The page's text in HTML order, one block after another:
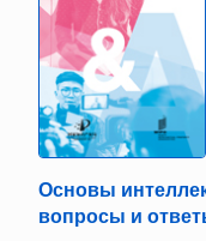
Основы
вопросы и